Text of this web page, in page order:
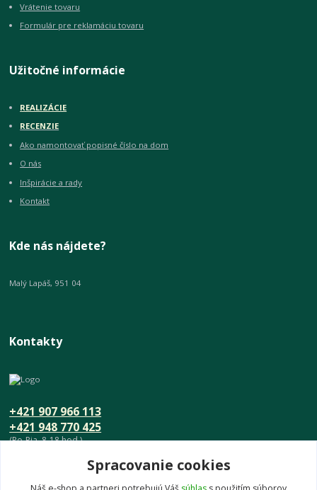
Vrátenie tovaru
Formulár pre reklamáciu tovaru
Užitočné informácie
REALIZÁCIE
RECENZIE
Ako namontovať popisné číslo na dom
O nás
Inšpirácie a rady
Kontakt
Kde nás nájdete?
Malý Lapáš, 951 04
Kontakty
+421 948 770 425
+421 907 966 113
(Po-Pia, 8-18 hod.)
info@umeniedomova.skSpracovanie cookies